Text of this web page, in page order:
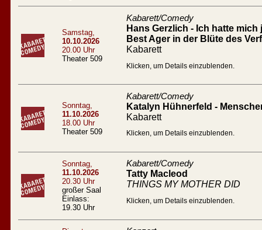
Samstag,
10.10.2026
20.00 Uhr
Theater 509
Kabarett/Comedy
Hans Gerzlich - Ich hatte
Best Ager in der Blüte des
Kabarett
Klicken, um Details einzublenden.
Sonntag,
11.10.2026
18.00 Uhr
Theater 509
Kabarett/Comedy
Katalyn Hühnerfeld -
Kabarett
Klicken, um Details einzublenden.
Sonntag,
11.10.2026
20.30 Uhr
großer Saal
Einlass:
19.30 Uhr
Kabarett/Comedy
Tatty Macleod
THINGS MY MOTHER DID
Klicken, um Details einzublenden.